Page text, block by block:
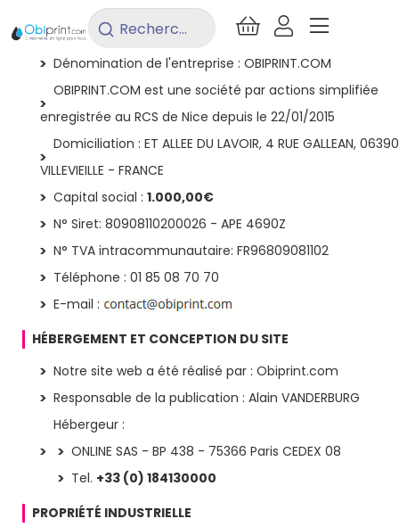
Rechercher
produit...
COORDONNÉES
Dénomination de l'entreprise : OBIPRINT.COM
OBIPRINT.COM est une société par actions simplifiée
enregistrée au RCS de Nice depuis le 22/01/2015
Domiciliation : ET ALLEE DU LAVOIR, 4 RUE GALLEAN, 06390
VILLEVIEILLE - FRANCE
Capital social : 1.000,00€
N° Siret: 80908110200026 - APE 4690Z
N° TVA intracommunautaire: FR96809081102
Téléphone : 01 85 08 70 70
E-mail :
HÉBERGEMENT ET CONCEPTION DU SITE
Notre site web a été réalisé par : Obiprint.com
Responsable de la publication : Alain VANDERBURG
Hébergeur :
ONLINE SAS - BP 438 - 75366 Paris CEDEX 08
Tel. +33 (0) 184130000
PROPRIÉTÉ INDUSTRIELLE